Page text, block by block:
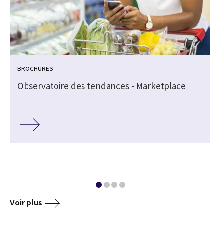
BROCHURES
Observatoire des tendances - Marketplace
Voir plus